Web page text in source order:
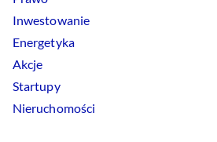
Inwestowanie
Energetyka
Akcje
Startupy
Nieruchomości